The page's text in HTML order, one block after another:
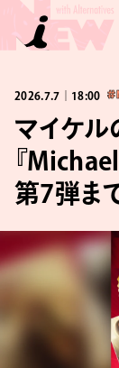
2026.7.7｜18:00
マイケル
『
第7弾ま